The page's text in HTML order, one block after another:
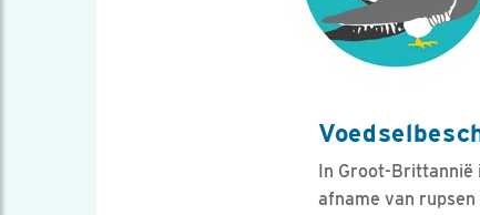
In Groot-Brittannië
afname van